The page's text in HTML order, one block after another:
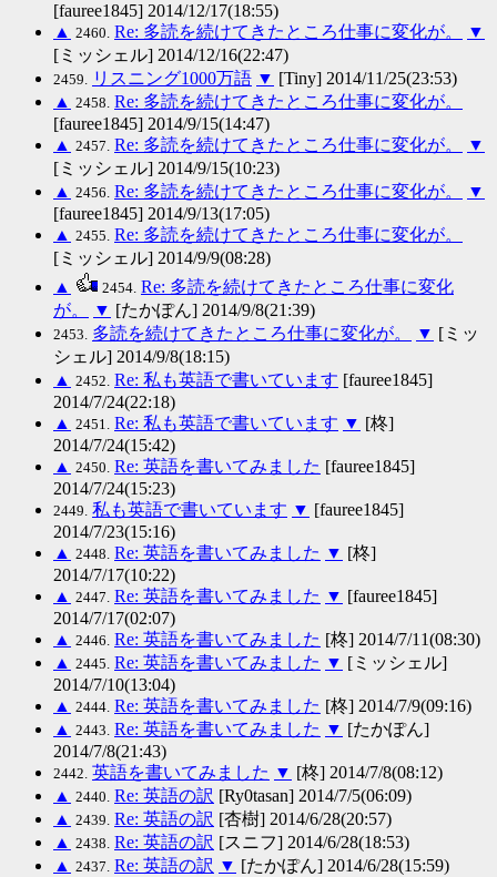
[fauree1845] 2014/12/17(18:55)
▲ 2460. Re: 多読を続けてきたところ仕事に変化が。
▼
[ミッシェル] 2014/12/16(22:47)
2459. リスニング1000万語 ▼ [Tiny] 2014/11/25(23:53)
▲ 2458. Re: 多読を続けてきたところ仕事に変化が。
[fauree1845] 2014/9/15(14:47)
▲ 2457. Re: 多読を続けてきたところ仕事に変化が。
▼
[ミッシェル] 2014/9/15(10:23)
▲ 2456. Re: 多読を続けてきたところ仕事に変化が。
▼
[fauree1845] 2014/9/13(17:05)
▲ 2455. Re: 多読を続けてきたところ仕事に変化が。
[ミッシェル] 2014/9/9(08:28)
▲
2454. Re: 多読を続けてきたところ仕事に変化
が。
▼ [たかぽん] 2014/9/8(21:39)
2453. 多読を続けてきたところ仕事に変化が。 ▼ [ミッ
シェル] 2014/9/8(18:15)
▲ 2452. Re: 私も英語で書いています [fauree1845]
2014/7/24(22:18)
▲ 2451. Re: 私も英語で書いています ▼ [柊]
2014/7/24(15:42)
▲ 2450. Re: 英語を書いてみました [fauree1845]
2014/7/24(15:23)
2449. 私も英語で書いています ▼ [fauree1845]
2014/7/23(15:16)
▲ 2448. Re: 英語を書いてみました ▼ [柊]
2014/7/17(10:22)
▲ 2447. Re: 英語を書いてみました ▼ [fauree1845]
2014/7/17(02:07)
▲ 2446. Re: 英語を書いてみました [柊] 2014/7/11(08:30)
▲ 2445. Re: 英語を書いてみました ▼ [ミッシェル]
2014/7/10(13:04)
▲ 2444. Re: 英語を書いてみました [柊] 2014/7/9(09:16)
▲ 2443. Re: 英語を書いてみました ▼ [たかぽん]
2014/7/8(21:43)
2442. 英語を書いてみました ▼ [柊] 2014/7/8(08:12)
▲ 2440. Re: 英語の訳 [Ry0tasan] 2014/7/5(06:09)
▲ 2439. Re: 英語の訳 [杏樹] 2014/6/28(20:57)
▲ 2438. Re: 英語の訳 [スニフ] 2014/6/28(18:53)
▲ 2437. Re: 英語の訳 ▼ [たかぽん] 2014/6/28(15:59)